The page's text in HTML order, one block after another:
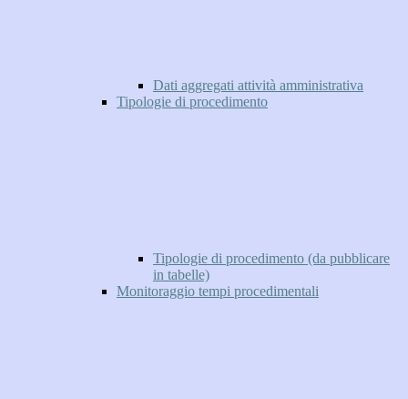
Dati aggregati attività amministrativa
Tipologie di procedimento
Tipologie di procedimento (da pubblicare
in tabelle)
Monitoraggio tempi procedimentali